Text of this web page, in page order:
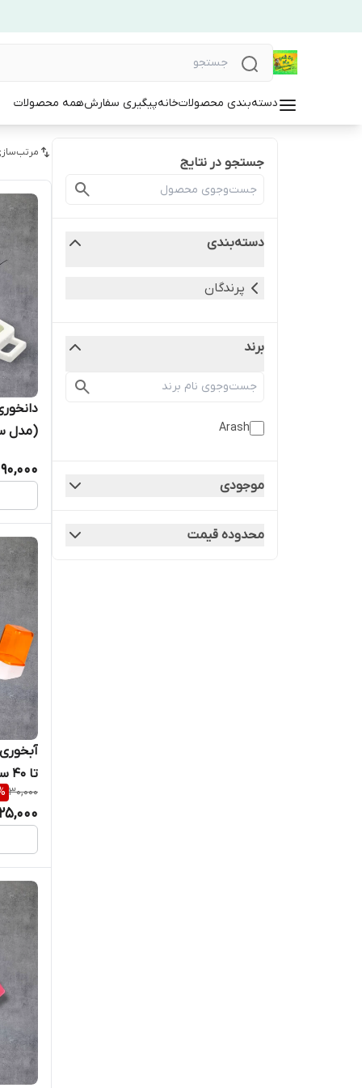
دسته‌بندی محصولاتخانهپیگیری سفارشهمه محصولات
جستجو در نتایج
دسته‌بندی
پرندگان
برند
Arash
موجودی
محدوده قیمت
(مدل
90,000
تا ۴۰ سی‌سی
30,000